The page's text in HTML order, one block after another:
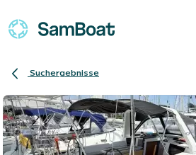
Suchergebnisse